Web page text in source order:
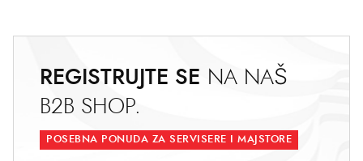
REGISTRUJTE SE NA NAŠ
B2B SHOP.
POSEBNA PONUDA ZA SERVISERE I MAJSTORE